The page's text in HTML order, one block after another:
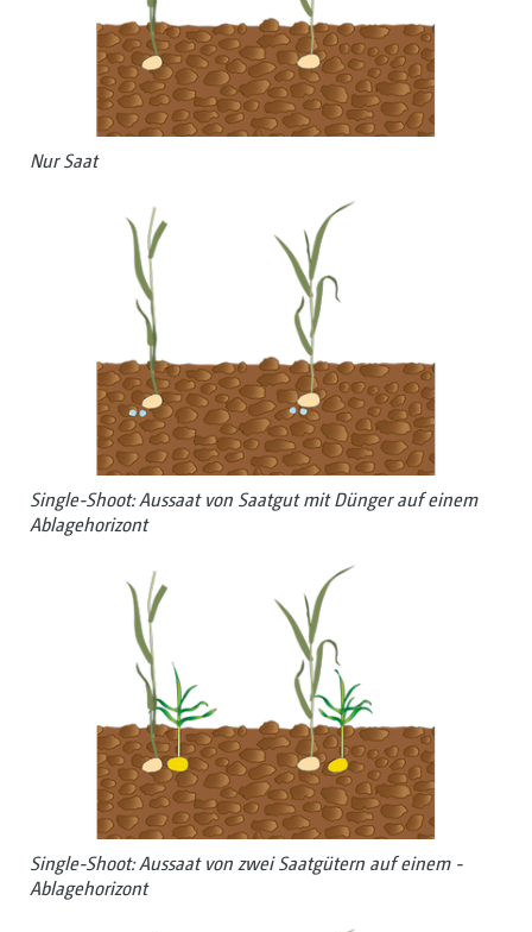
Nur Saat
Single-Shoot: Aussaat von Saat­gut mit Dünger auf einem
Ablage­horizont
Single-Shoot: Aussaat von zwei Saat­gütern auf ­einem ­
Ablagehorizont